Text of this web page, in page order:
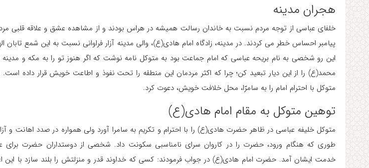
هجران مدینه
خلفای عباسی از توجه مردم نسبت به خاندان رسالت همیشه در هراس بودند و از مشاهده عشق و علاقه قلبی
پیامبر احساس خطر می کردند. در مدینه، زادگاه امام هادی(ع)، والی مدینه آزار فراوانی نسبت به این شمع تابان
این رو شخصی به نام بریحه عباسی که امام جماعت بود به متوکل نامه نوشت که اگر هنوز تو را به مکه و
محمد(ع) را از این دیار تبعید کن؛ چرا که اکثر مردمان این منطقه را تحت نفوذ و اطاعت خویش قرار داده
متوکل با احترام امام را به سامرّا، محل خلافت خویش، دعوت کرد.
توهین متوکل به مقام امام هادی(ع)
متوکل خلیفه عباسی در ظاهر حضرت هادی(ع) را با احترام و تکریم به سامرا آورد ولی همواره در صدد اهانت و
طوری که هنگام ورود، حضرت را در کاروان سرای نامناسبی سکونت داد. شخصی از دوستداران حضرت
خدمت ایشان آمد. حضرت امام هادی(ع) در جواب فرمودند: کسی که خداوند قدر و منزلتش را بلند سازد با این